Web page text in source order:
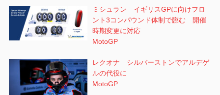
ミシュラン イギリスGPに向けフロ
ント3コンパウンド体制で臨む 開催
時期変更に対応
MotoGP
レクオナ シルバーストンでアルデゲ
ルの代役に
MotoGP